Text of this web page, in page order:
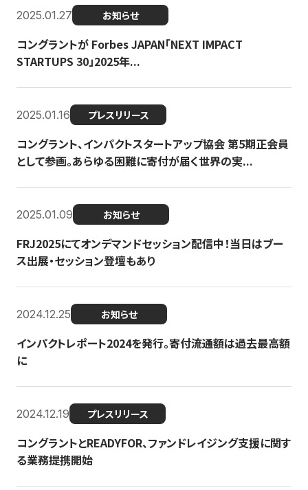
2025.01.27 お知らせ
コングラントが Forbes JAPAN「NEXT IMPACT
STARTUPS 30」2025年...
2025.01.16 プレスリリース
コングラント、インパクトスタートアップ協会 第5期正会員
として参画。あらゆる困難に寄付が届く世界の実...
2025.01.09 お知らせ
FRJ2025にてオンデマンドセッション配信中！当日はブー
ス出展・セッション登壇もあり
2024.12.25 お知らせ
インパクトレポート2024を発行。寄付流通額は過去最高額
に
2024.12.19 プレスリリース
コングラントとREADYFOR、ファンドレイジング支援に関す
る業務提携開始